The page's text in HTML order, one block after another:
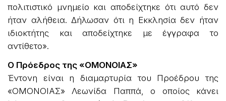
πολιτιστικό μνημείο και αποδείχτηκε ότι αυτό δεν
ήταν αλήθεια. Δήλωσαν ότι η Εκκλησία δεν ήταν
ιδιοκτήτης και αποδείχτηκε με έγγραφα το
αντίθετο».
Ο Πρόεδρος της «ΟΜΟΝΟΙΑΣ»
Έντονη είναι η διαμαρτυρία του Προέδρου της
«ΟΜΟΝΟΙΑΣ» Λεωνίδα Παππά, ο οποίος κάνει